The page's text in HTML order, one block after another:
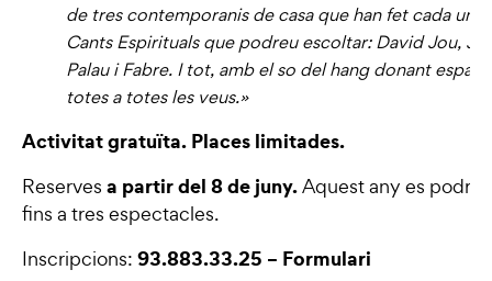
de tres contemporanis de casa que han fet cada un,
Cants Espirituals que podreu escoltar: David Jou,
Palau i Fabre. I tot, amb el so del hang donant espai i
totes a totes les veus.»
Activitat gratuïta. Places limitades.
Reserves a partir del 8 de juny.Aquest any es podrà
fins a tres espectacles.
Inscripcions: 93.883.33.25 – Formulari